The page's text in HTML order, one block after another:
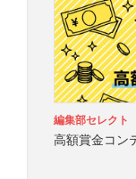
編集部セレクト
高額賞金コン